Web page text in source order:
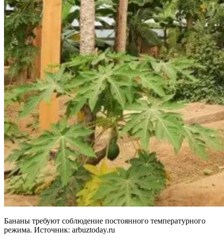
Бананы требуют соблюдение постоянного температурного
режима. Источник: arbuztoday.ru